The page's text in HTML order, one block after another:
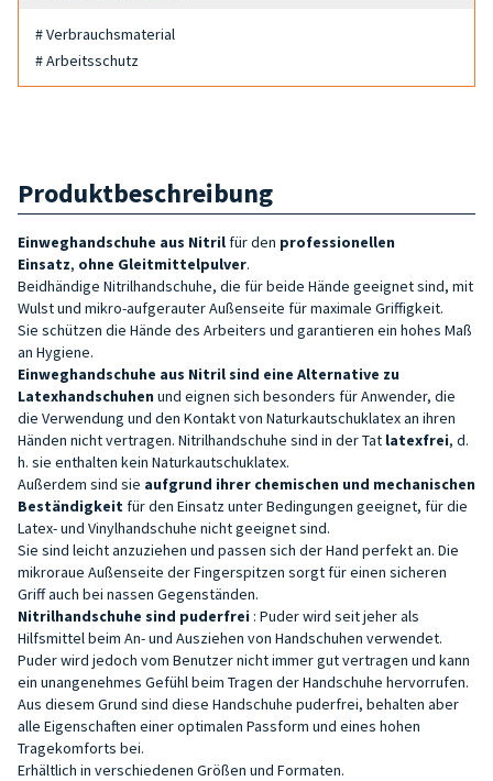
# Verbrauchsmaterial
# Arbeitsschutz
Produktbeschreibung
Einweghandschuhe aus Nitril für den professionellen
Einsatz, ohne Gleitmittelpulver.
Beidhändige Nitrilhandschuhe, die für beide Hände geeignet sind, mit
Wulst und mikro-aufgerauter Außenseite für maximale Griffigkeit.
Sie schützen die Hände des Arbeiters und garantieren ein hohes Maß
an Hygiene.
Einweghandschuhe aus Nitril sind eine Alternative zu
Latexhandschuhen und eignen sich besonders für Anwender, die
die Verwendung und den Kontakt von Naturkautschuklatex an ihren
Händen nicht vertragen. Nitrilhandschuhe sind in der Tat latexfrei, d.
h. sie enthalten kein Naturkautschuklatex.
Außerdem sind sie aufgrund ihrer chemischen und mechanischen
Beständigkeit für den Einsatz unter Bedingungen geeignet, für die
Latex- und Vinylhandschuhe nicht geeignet sind.
Sie sind leicht anzuziehen und passen sich der Hand perfekt an. Die
mikroraue Außenseite der Fingerspitzen sorgt für einen sicheren
Griff auch bei nassen Gegenständen.
Nitrilhandschuhe sind puderfrei : Puder wird seit jeher als
Hilfsmittel beim An- und Ausziehen von Handschuhen verwendet.
Puder wird jedoch vom Benutzer nicht immer gut vertragen und kann
ein unangenehmes Gefühl beim Tragen der Handschuhe hervorrufen.
Aus diesem Grund sind diese Handschuhe puderfrei, behalten aber
alle Eigenschaften einer optimalen Passform und eines hohen
Tragekomforts bei.
Erhältlich in verschiedenen Größen und Formaten.